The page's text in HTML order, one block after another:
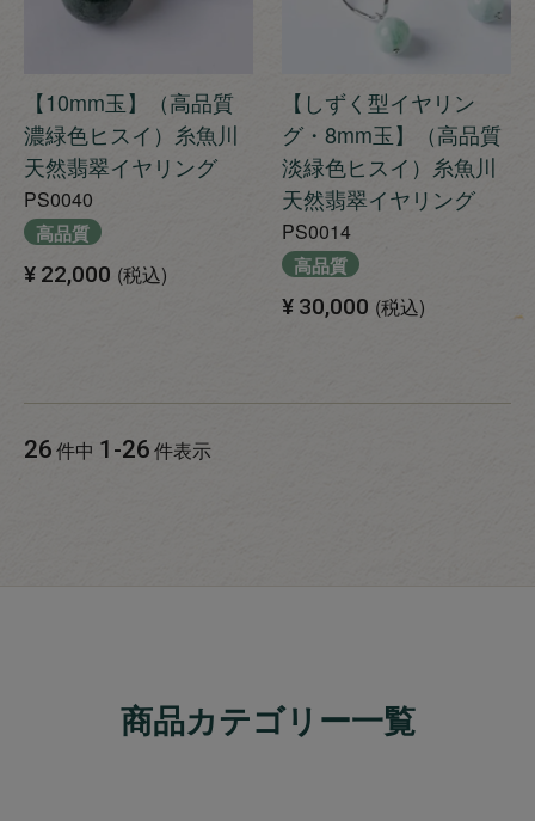
【10mm玉】（高品質
濃緑色ヒスイ）糸魚川
天然翡翠イヤリング
PS0040
高品質
¥ 22,000 税込
【しずく型イヤリン
グ・8mm玉】（高品質
淡緑色ヒスイ）糸魚川
天然翡翠イヤリング
PS0014
高品質
¥ 30,000 税込
26件中 1 -26件表示
商品カテゴリー一覧